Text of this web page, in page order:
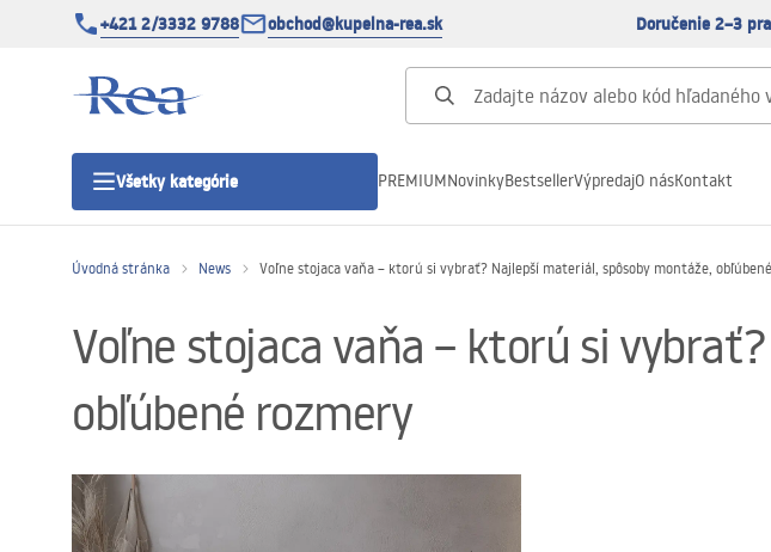
+421 2/3332 9788 obchod@kupelna-rea.sk Doručenie 2–3
Všetky kategórie
Sprchové dvere
Sprchové vaničky
Sprchové žľaby
PREMIUMNovinkyBestsellerVýpredajO násKontakt
Úvodná stránka News Voľne stojaca vaňa – ktorú si vybrať? Najlepší materiál, spôsoby montáže,
Voľne stojaca vaňa – ktorú si
obľúbené rozmery